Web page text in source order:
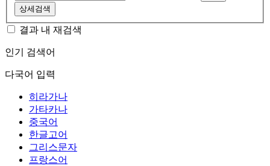
상세검색
결과 내 재검색
인기 검색어
다국어 입력
히라가나
가타카나
중국어
한글고어
그리스문자
프랑스어